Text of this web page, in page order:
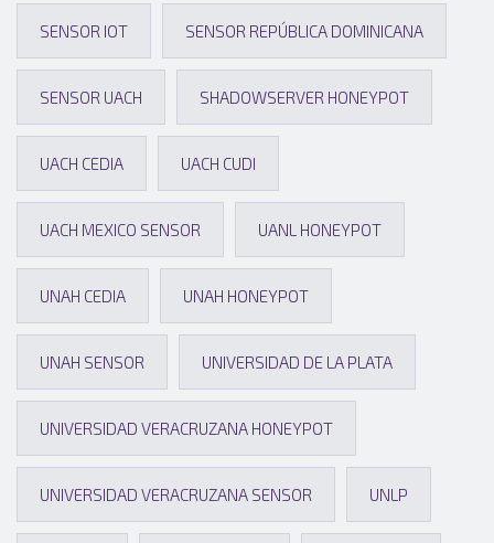
SENSOR IOT SENSOR REPÚBLICA DOMINICANA
SENSOR UACH SHADOWSERVER HONEYPOT
UACH CEDIA UACH CUDI
UACH MEXICO SENSOR UANL HONEYPOT
UNAH CEDIA UNAH HONEYPOT
UNAH SENSOR UNIVERSIDAD DE LA PLATA
UNIVERSIDAD VERACRUZANA HONEYPOT
UNIVERSIDAD VERACRUZANA SENSOR UNLP